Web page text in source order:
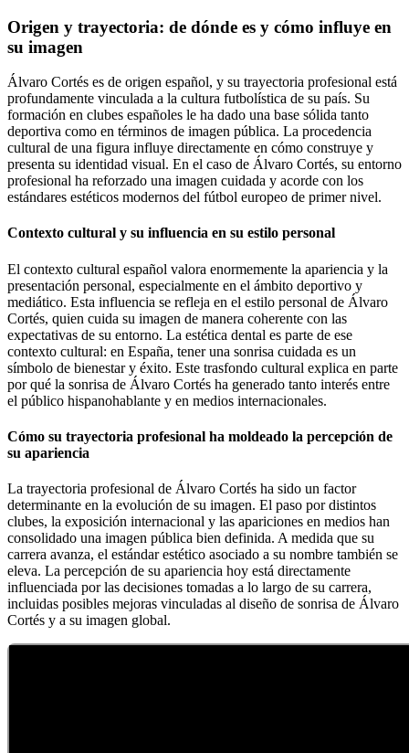
Origen y trayectoria: de dónde es y cómo influye en
su imagen
Álvaro Cortés es de origen español, y su trayectoria profesional está
profundamente vinculada a la cultura futbolística de su país. Su
formación en clubes españoles le ha dado una base sólida tanto
deportiva como en términos de imagen pública. La procedencia
cultural de una figura influye directamente en cómo construye y
presenta su identidad visual. En el caso de Álvaro Cortés, su entorno
profesional ha reforzado una imagen cuidada y acorde con los
estándares estéticos modernos del fútbol europeo de primer nivel.
Contexto cultural y su influencia en su estilo personal
El contexto cultural español valora enormemente la apariencia y la
presentación personal, especialmente en el ámbito deportivo y
mediático. Esta influencia se refleja en el estilo personal de Álvaro
Cortés, quien cuida su imagen de manera coherente con las
expectativas de su entorno. La estética dental es parte de ese
contexto cultural: en España, tener una sonrisa cuidada es un
símbolo de bienestar y éxito. Este trasfondo cultural explica en parte
por qué la sonrisa de Álvaro Cortés ha generado tanto interés entre
el público hispanohablante y en medios internacionales.
Cómo su trayectoria profesional ha moldeado la percepción de
su apariencia
La trayectoria profesional de Álvaro Cortés ha sido un factor
determinante en la evolución de su imagen. El paso por distintos
clubes, la exposición internacional y las apariciones en medios han
consolidado una imagen pública bien definida. A medida que su
carrera avanza, el estándar estético asociado a su nombre también se
eleva. La percepción de su apariencia hoy está directamente
influenciada por las decisiones tomadas a lo largo de su carrera,
incluidas posibles mejoras vinculadas al diseño de sonrisa de Álvaro
Cortés y a su imagen global.